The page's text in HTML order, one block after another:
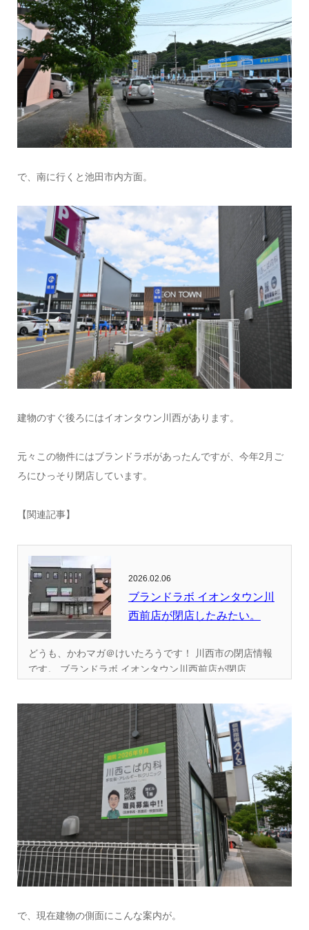
で、南に行くと池田市内方面。
建物のすぐ後ろにはイオンタウン川西があります。
元々この物件にはブランドラボがあったんですが、今年2月ご
ろにひっそり閉店しています。
【関連記事】
2026.02.06
ブランドラボ イオンタウン川
西前店が閉店したみたい。
どうも、かわマガ＠けいたろうです！ 川西市の閉店情報
です。 ブランドラボ イオンタウン川西前店が閉店...
で、現在建物の側面にこんな案内が。